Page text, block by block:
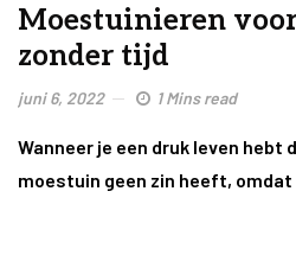
Moestuinieren
zonder tijd
juni 6, 2022 1 Mins read
Wanneer je een druk leven hebt
moestuin geen zin heeft, omdat